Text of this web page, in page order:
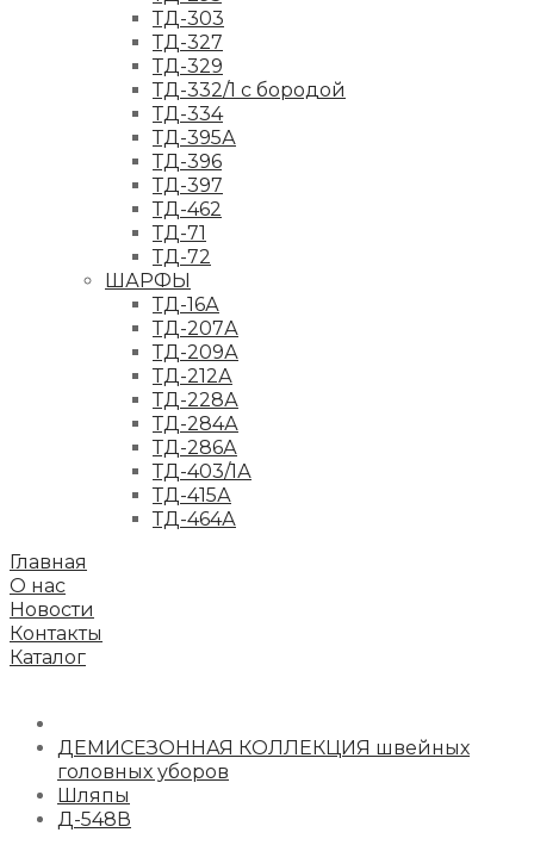
ТД-303
ТД-327
ТД-329
ТД-332/1 с бородой
ТД-334
ТД-395А
ТД-396
ТД-397
ТД-462
ТД-71
ТД-72
ШАРФЫ
ТД-16А
ТД-207А
ТД-209А
ТД-212А
ТД-228А
ТД-284А
ТД-286А
ТД-403/1А
ТД-415А
ТД-464А
Главная
О нас
Новости
Контакты
Каталог
ДЕМИСЕЗОННАЯ КОЛЛЕКЦИЯ швейных
головных уборов
Шляпы
Д-548В